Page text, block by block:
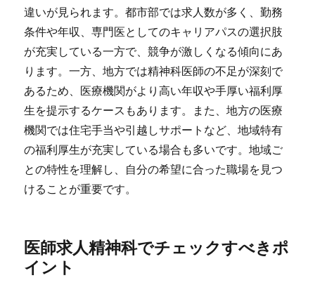
違いが見られます。都市部では求人数が多く、勤務
条件や年収、専門医としてのキャリアパスの選択肢
が充実している一方で、競争が激しくなる傾向にあ
ります。一方、地方では精神科医師の不足が深刻で
あるため、医療機関がより高い年収や手厚い福利厚
生を提示するケースもあります。また、地方の医療
機関では住宅手当や引越しサポートなど、地域特有
の福利厚生が充実している場合も多いです。地域ご
との特性を理解し、自分の希望に合った職場を見つ
けることが重要です。
医師求人精神科でチェックすべきポ
イント